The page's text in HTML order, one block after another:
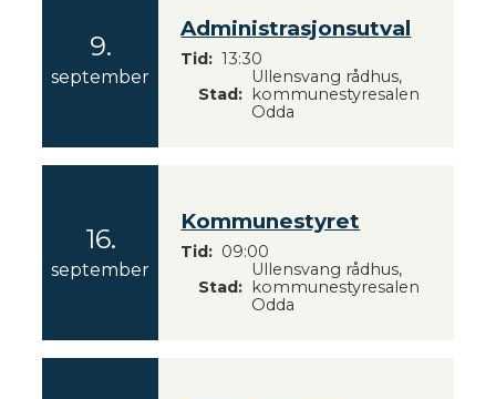
9.
september
2
6
Administrasjonsutval
Tid
13:30
Stad
Ullensvang rådhus,
kommunestyresalen
Odda
16.
september
2
6
Kommunestyret
Tid
09:00
Stad
Ullensvang rådhus,
kommunestyresalen
Odda